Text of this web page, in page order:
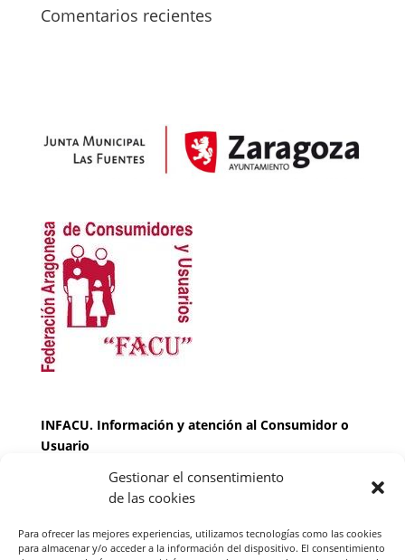
Gestionar el consentimiento
de las cookies
Para ofrecer las mejores experiencias, utilizamos tecnologías como las cookies
para almacenar y/o acceder a la información del dispositivo. El consentimiento
Comentarios recientes
INFACU. Información y atención al Consumidor o
Usuario
MARTES Y JUEVES de17:00 a 20 horas
horas